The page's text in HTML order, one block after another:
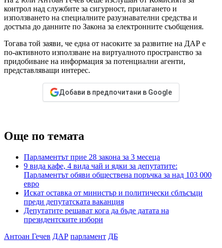
контрол над службите за сигурност, прилагането и
използването на специалните разузнавателни средства и
достъпа до данните по Закона за електронните съобщения.
Тогава той заяви, че една от насоките за развитие на ДАР е
по-активното използване на виртуалното пространство за
придобиване на информация за потенциални агенти,
представляващи интерес.
Добави в предпочитани в Google
Още по темата
Парламентът прие 28 закона за 3 месеца
9 вида кафе, 4 вида чай и ядки за депутатите:
Парламентът обяви обществена поръчка за над 103 000
евро
Искат оставка от министър и политически сблъсъци
преди депутатската ваканция
Депутатите решават кога да бъде датата на
президентските избори
Антоан Гечев ДАР парламент ДБ